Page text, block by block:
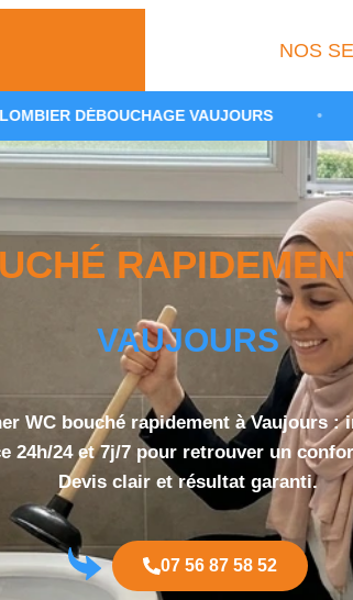
NOS
VAUJOURS • COMMENT
VAUJOURS
WC bouché rapidement à Vaujours :
24h/24 et 7j/7 pour retrouver un
Devis clair et résultat garanti.
07 56 87 58 52